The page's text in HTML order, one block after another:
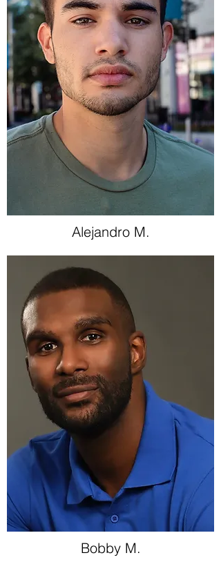
Alejandro M.
Bobby M.